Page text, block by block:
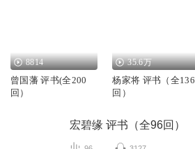
8814
曾国藩 评书(全200
回）
35.6万
杨家将 评书（全136
回）
宏碧缘 评书（全96回）